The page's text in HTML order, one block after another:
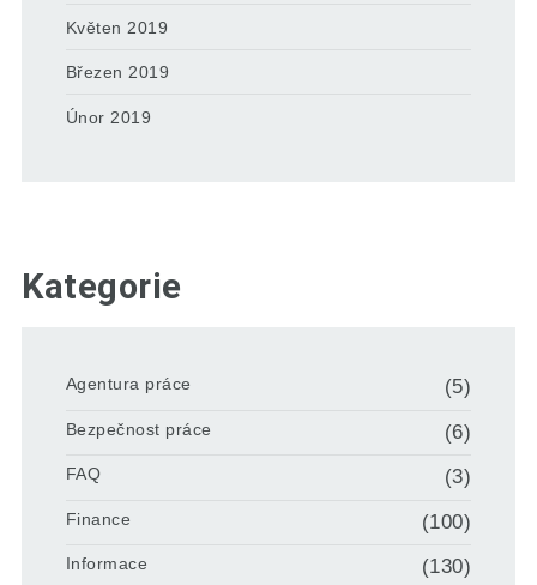
Květen 2019
Březen 2019
Únor 2019
Kategorie
Agentura práce (5)
Bezpečnost práce (6)
FAQ (3)
Finance (100)
Informace (130)